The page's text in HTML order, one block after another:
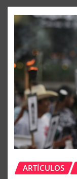
ARTÍCULOS